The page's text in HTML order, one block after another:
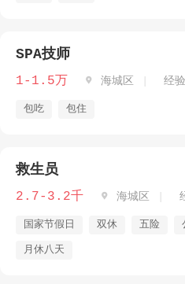
SPA技师
1-1.5万  海城区 经
包吃 包住
救生员
2.7-3.2千  海城区
国家节假日 双休 五险
月休八天